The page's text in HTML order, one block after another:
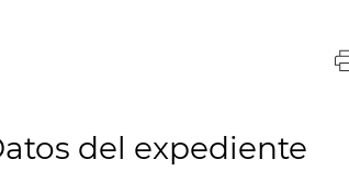
del expediente